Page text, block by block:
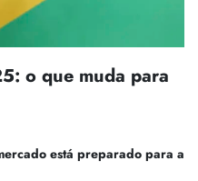
o que muda para
está preparado para a